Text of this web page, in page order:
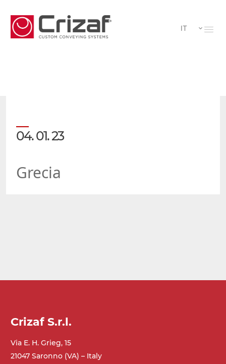
IT
04. 01. 23
Grecia
Crizaf S.r.l.
Via E. H. Grieg, 15
21047 Saronno (VA) – Italy